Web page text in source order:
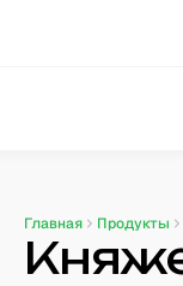
Главная Продукты